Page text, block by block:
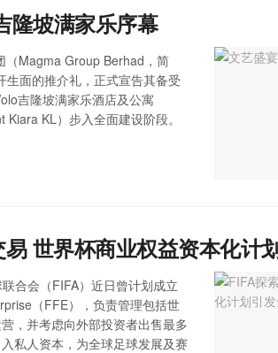
隆坡满家乐序幕
（Magma Group Berhad，简
生面的推介礼，正式宣告其备受
吉隆坡满家乐酒店及公寓
Kiara KL）步入全面建设阶段。
世界杯商业权益资本化计
合会（FIFA）近日曾计划成立
（FFE），负责管理包括世
，并考虑向外部投资者出售最多
私人资本，为全球足球发展及赛